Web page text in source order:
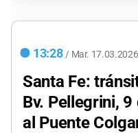
13:28 / Mar. 17.03.2026
Santa Fe:
Bv. Pellegrini,
al Puente